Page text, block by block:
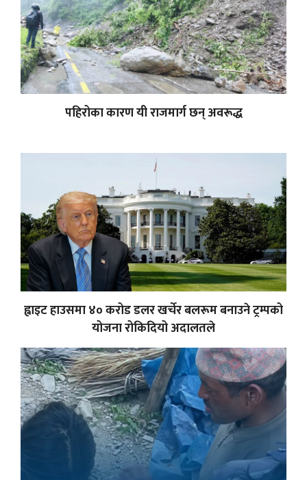
पहिरोका कारण यी राजमार्ग छन् अवरूद्ध
ह्वाइट हाउसमा ४० करोड डलर खर्चेर बलरूम बनाउने ट्रम्पको
योजना रोकिदियो अदालतले